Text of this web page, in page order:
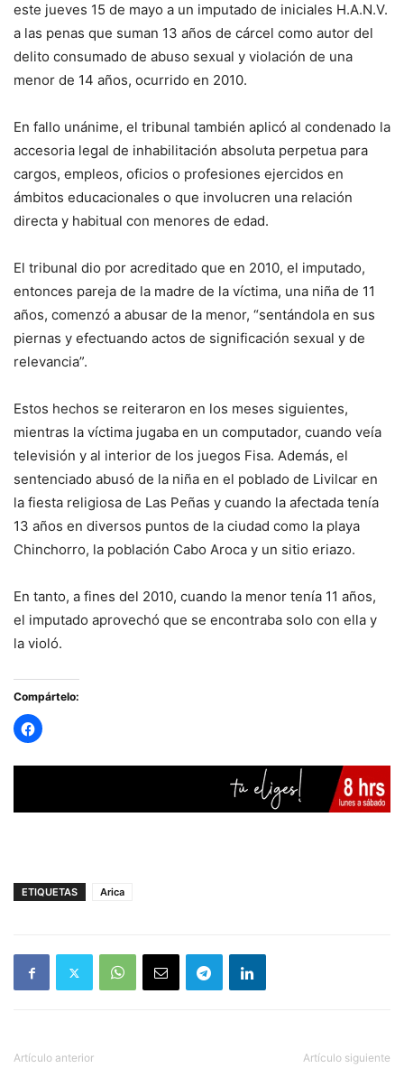
este jueves 15 de mayo a un imputado de iniciales H.A.N.V.
a las penas que suman 13 años de cárcel como autor del
delito consumado de abuso sexual y violación de una
menor de 14 años, ocurrido en 2010.
En fallo unánime, el tribunal también aplicó al condenado la
accesoria legal de inhabilitación absoluta perpetua para
cargos, empleos, oficios o profesiones ejercidos en
ámbitos educacionales o que involucren una relación
directa y habitual con menores de edad.
El tribunal dio por acreditado que en 2010, el imputado,
entonces pareja de la madre de la víctima, una niña de 11
años, comenzó a abusar de la menor, “sentándola en sus
piernas y efectuando actos de significación sexual y de
relevancia”.
Estos hechos se reiteraron en los meses siguientes,
mientras la víctima jugaba en un computador, cuando veía
televisión y al interior de los juegos Fisa. Además, el
sentenciado abusó de la niña en el poblado de Livilcar en
la fiesta religiosa de Las Peñas y cuando la afectada tenía
13 años en diversos puntos de la ciudad como la playa
Chinchorro, la población Cabo Aroca y un sitio eriazo.
En tanto, a fines del 2010, cuando la menor tenía 11 años,
el imputado aprovechó que se encontraba solo con ella y
la violó.
Compártelo:
ETIQUETAS Arica
Artículo anterior Artículo siguiente